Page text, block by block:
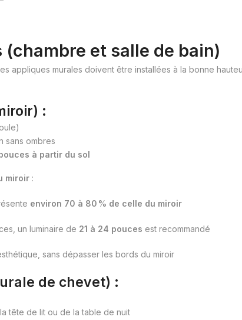
et salle de bain)
appliques murales doivent être installées à la bonne
:
sans ombres
à partir du sol
miroir :
environ 70 à 80 % de celle du miroir
un luminaire de 21 à 24 pouces est recommandé
sans dépasser les bords du miroir
de chevet) :
tête de lit ou de la table de nuit